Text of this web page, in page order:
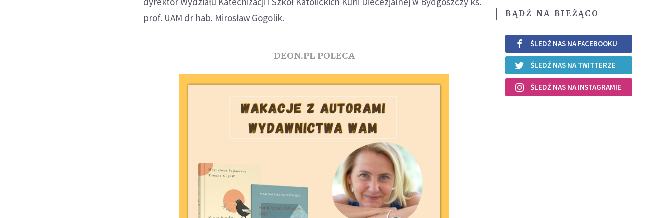
prof. UAM dr hab. Mirosław Gogolik.
DEON.PL POLECA
BĄDŹ NA BIEŻĄCO
ŚLEDŹ NAS NA FACEBOOKU
ŚLEDŹ NAS NA TWITTERZE
ŚLEDŹ NAS NA INSTAGRAMIE